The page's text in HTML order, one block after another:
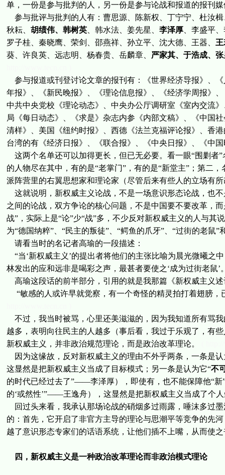
单，一份是参与批判的人，另一份是参与论战和报道的报刊媒
参与批评与批判的人有：曹思源、陈新权、丁宁宁、杜汝
秋耘、 胡绩伟、韩树英、韩水法、姜先星、 李泽厚、李盛平
罗子桂、秦晓鹰、荣剑、邵燕祥、孙立平、沈大德、王器、
葵、许良英、远志明、杨春贵、岳麟章、 严家其、于浩成、张
参与报道或刊登讨论文章的报刊有：《世界经济导报》、
年报》、《新民晚报》、《理论信息报》、《经济学周报》
中共中央党校《理论动态》、中央办公厅调研室《室内交流
局《每日动态》、《求是》杂志内参《内部文稿》、《中国
清样》、美国《纽约时报》、西德《法兰克福评论报》、香
台湾的有《经济日报》、《联合报》、《中央日报》、《中
这两个名单还可以加得更长，但已无必要。看一眼“围剿者
的人物尽在其中，有的是“老掌门”，有的是“新堂主”；第二
派阵营里的右翼思想家和理论家（尽管后来有些人的立场有
这就说明，新权威主义论战，不是一场意识形态论战，也
之间的论战，双方争论的核心问题，不是中国要不要改革，
战”，实际上是“论”少“战”多，不少反对新权威主义的人与
为“德国纳粹”、“民主的叛徒”、“鳄鱼的爪牙”、“过街的老鼠
请看当时的名记者高瑜的一段描述：
“当‘新权威主义’的提出者将他们的主张比喻为晨光微曦之
林发出的应和远非是喝彩之声，最甚者要使之‘成为过街老鼠’
高瑜这段话的前半部分，引用的就是我那篇《新权威主义
“敏感的人或许早就觉察，有一个奇怪的精灵拍打着翅膀，
不过，我当时被骂，心里还美滋滋的，因为我知道所有骂
越多，表明向往民主的人越多（事后看，我过于乐观了，有
新权威主义，并非政治规范理论，而是政治改革理论。
因为这缘故，反对新权威主义的理由不外乎两条，一条是认
这显然是把新权威主义当成了目标模式；另一条是认为它“不
的时代已经过去了”——李泽厚），即使有，也不能保障他“
的‘或然性’”——王逸舟），这显然是把新权威主义当成了个
回过头来看，我承认那场论战的硝烟多过雨露，唾沫多过
的：首先，它开启了非官方主导的理论与思潮平等竞争的先
越了意识形态专家们的话语系统，让他们插不上嘴，从而使
四，新权威主义是一种政治改革理论而非政治模式理论